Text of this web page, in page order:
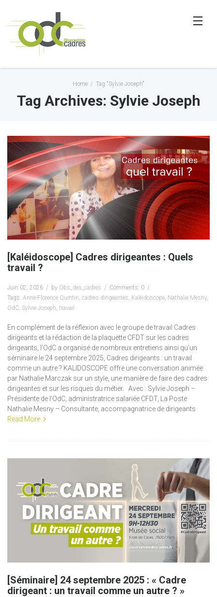
Home / Tag "Sylvie Joseph"
Tag Archives: Sylvie Joseph
[Kaléidoscope] Cadres dirigeantes : Quels
travail ?
Juin 02, 2026 by Obs_des_cadres
Comments: 0
Tags: Anne-Florence Quintin, cadres dirigeantes, Kaléidoscope, Nathalie Mesny,
OdC, Sylvie Joseph, travail
En complément de la réflexion avec le groupe de travail Cadres
dirigeants et la rédaction de la plaquette CFDT sur les cadres
dirigeants, l’OdC a organisé de nombreux entretiens ainsi qu’un
séminaire le 24 septembre 2025, Cadres dirigeants : un travail
comme un autre ? KALIDOSCOPE offre une conversation animée
par Nathalie Marczak sur un style, une manière de faire des cadres
dirigeantes et sur les risques du métier. Avec : Sylvie Joseph –
Présidente de l’OdC, administratrice salariée CFDT, La Poste
Nathalie Mesny – Consultante, accompagnatrice de dirigeants
Read More
[Séminaire] 24 septembre 2025 : « Cadre
dirigeant : un travail comme un autre ? »